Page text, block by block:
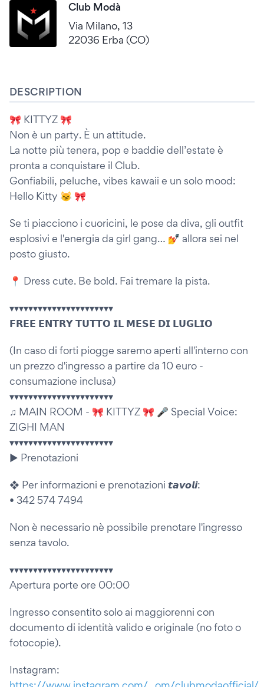
Club Modà
Via Milano, 13
22036 Erba (CO)
DESCRIPTION
🎀 KITTYZ 🎀
Non è un party. È un attitude.
La notte più tenera, pop e baddie dell’estate è
pronta a conquistare il Club.
Gonfiabili, peluche, vibes kawaii e un solo mood:
Hello Kitty 😼 🎀
Se ti piacciono i cuoricini, le pose da diva, gli outfit
esplosivi e l'energia da girl gang… 💅 allora sei nel
posto giusto.
📍 Dress cute. Be bold. Fai tremare la pista.
▾▾▾▾▾▾▾▾▾▾▾▾▾▾▾▾▾▾▾▾▾▾
𝗙𝗥𝗘𝗘 𝗘𝗡𝗧𝗥𝗬 𝗧𝗨𝗧𝗧𝗢 𝗜𝗟 𝗠𝗘𝗦𝗘 𝗗𝗜 𝗟𝗨𝗚𝗟𝗜𝗢
(In caso di forti piogge saremo aperti all'interno con
un prezzo d'ingresso a partire da 10 euro -
consumazione inclusa)
▾▾▾▾▾▾▾▾▾▾▾▾▾▾▾▾▾▾▾▾▾▾
♫ MAIN ROOM - 🎀 KITTYZ 🎀 🎤 Special Voice:
ZIGHI MAN
▾▾▾▾▾▾▾▾▾▾▾▾▾▾▾▾▾▾▾▾▾▾
▶ Prenotazioni
❖ Per informazioni e prenotazioni 𝙩𝙖𝙫𝙤𝙡𝙞:
• 342 574 7494
Non è necessario nè possibile prenotare l'ingresso
senza tavolo.
▾▾▾▾▾▾▾▾▾▾▾▾▾▾▾▾▾▾▾▾▾▾
Apertura porte ore 00:00
Ingresso consentito solo ai maggiorenni con
documento di identità valido e originale (no foto o
fotocopie).
Instagram: